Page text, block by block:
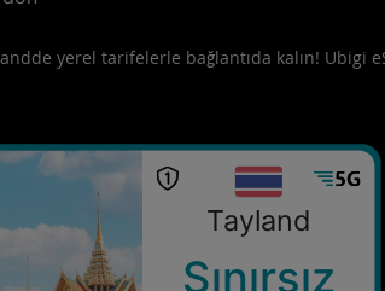
yerel tarifelerle bağlantıda kalın! Ubigi
Tayland
Sınırsız